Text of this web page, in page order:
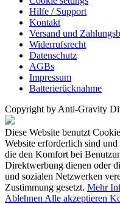
Hilfe / Support
Kontakt
Versand und
Widerrufsrecht
Datenschutz
AGBs
Impressum
Batterierücknahme
Copyright by Anti-Gravity
Diese Website benutzt
Website erforderlich sind
die den Komfort bei
Direktwerbung dienen oder
und sozialen Netzwerken
Zustimmung gesetzt. Mehr
Ablehnen Alle akzeptieren